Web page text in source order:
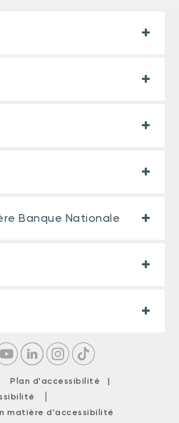
Banque Nationale
Plan d'accessibilité |
|
matière d'accessibilité